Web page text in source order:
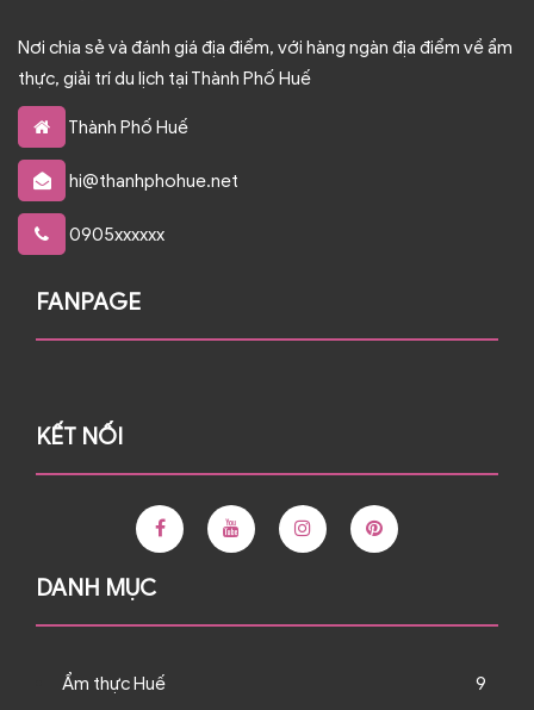
Nơi chia sẻ và đánh giá địa điểm, với hàng ngàn địa điểm về ẩm
thực, giải trí du lịch tại Thành Phố Huế
Thành Phố Huế
hi@thanhphohue.net
0905xxxxxx
FANPAGE
KẾT NỐI
DANH MỤC
Ẩm thực Huế 9